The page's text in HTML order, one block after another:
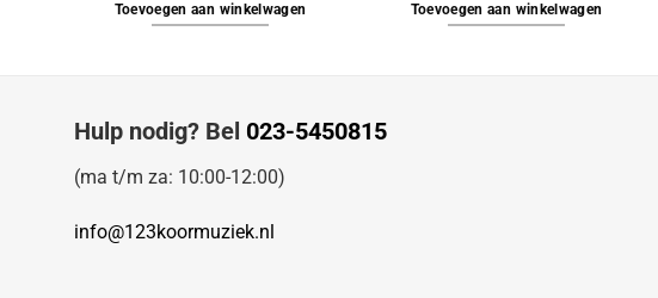
Toevoegen aan winkelwagen Toevoegen aan winkelwagen
Hulp nodig? Bel 023-5450815
(ma t/m za: 10:00-12:00)
info@123koormuziek.nl